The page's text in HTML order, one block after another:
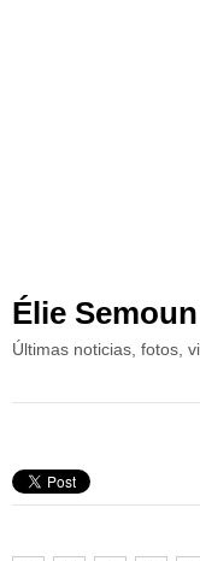
Élie Semoun
Últimas noticias, fotos,